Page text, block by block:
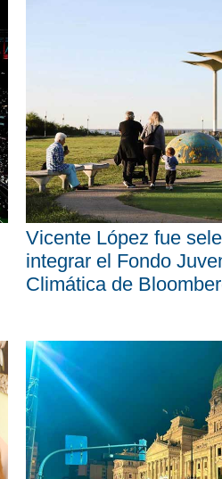
Vicente López fue
integrar el Fondo
Climática de